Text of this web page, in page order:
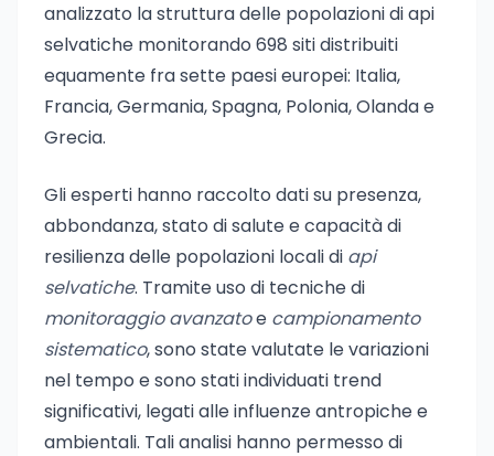
analizzato la struttura delle popolazioni di api
selvatiche monitorando 698 siti distribuiti
equamente fra sette paesi europei: Italia,
Francia, Germania, Spagna, Polonia, Olanda e
Grecia.
Gli esperti hanno raccolto dati su presenza,
abbondanza, stato di salute e capacità di
resilienza delle popolazioni locali di api
selvatiche. Tramite uso di tecniche di
monitoraggio avanzatoe campionamento
sistematico, sono state valutate le variazioni
nel tempo e sono stati individuati trend
significativi, legati alle influenze antropiche e
ambientali. Tali analisi hanno permesso di